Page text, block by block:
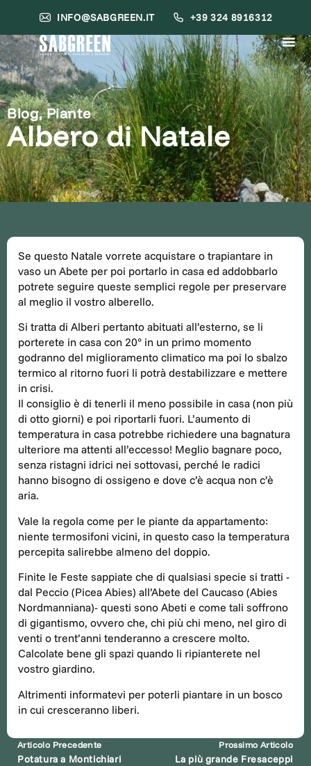
INFO@SABGREEN.IT +39 324 8916312
Blog,Piante
Albero di Natale
Se questo Natale vorrete acquistare o trapiantare in
vaso un Abete per poi portarlo in casa ed addobbarlo
potrete seguire queste semplici regole per preservare
al meglio il vostro alberello.
Si tratta di Alberi pertanto abituati all’esterno, se li
porterete in casa con 20° in un primo momento
godranno del miglioramento climatico ma poi lo sbalzo
termico al ritorno fuori li potrà destabilizzare e mettere
in crisi.
Il consiglio è di tenerli il meno possibile in casa (non più
di otto giorni) e poi riportarli fuori. L’aumento di
temperatura in casa potrebbe richiedere una bagnatura
ulteriore ma attenti all’eccesso! Meglio bagnare poco,
senza ristagni idrici nei sottovasi, perché le radici
hanno bisogno di ossigeno e dove c’è acqua non c’è
aria.
Vale la regola come per le piante da appartamento:
niente termosifoni vicini, in questo caso la temperatura
percepita salirebbe almeno del doppio.
Finite le Feste sappiate che di qualsiasi specie si tratti -
dal Peccio (Picea Abies) all’Abete del Caucaso (Abies
Nordmanniana)- questi sono Abeti e come tali soffrono
di gigantismo, ovvero che, chi più chi meno, nel giro di
venti o trent’anni tenderanno a crescere molto.
Calcolate bene gli spazi quando li ripianterete nel
vostro giardino.
Altrimenti informatevi per poterli piantare in un bosco
in cui cresceranno liberi.
Articolo Precedente
Potatura a Montichiari
Prossimo Articolo
La più grande Fresaceppi